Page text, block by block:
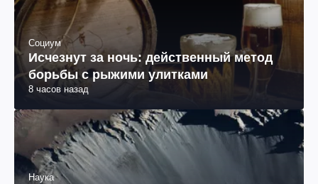
Социум
Исчезнут за ночь: действенный метод
борьбы с рыжими улитками
8 часов назад
Наука